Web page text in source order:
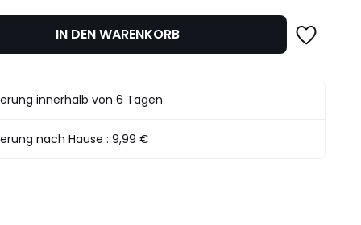
LAST
IN DEN WARENKORB
innerhalb von 6 Tagen
nach Hause :9,99 €